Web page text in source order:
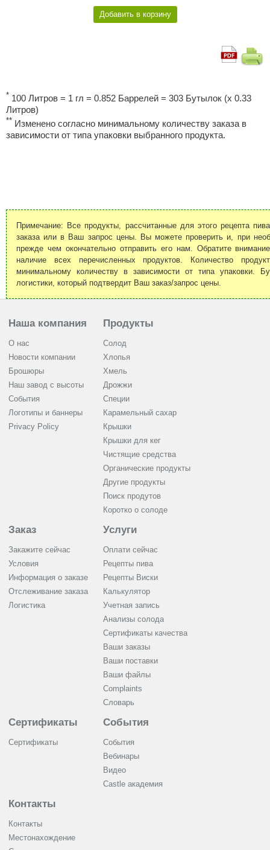
* 100 Литров = 1 гл = 0.852 Баррелей = 303 Бутылок (x 0.33
Литров)
** Изменено согласно минимальному количеству заказа в
зависимости от типа упаковки выбранного продукта.
Примечание: Все продукты, рассчитанные для этого рецепта
заказа или в Ваш запрос цены. Вы можете проверить и, при
прежде чем окончательно отправить его нам. Обратите
наличие всех перечисленных продуктов. Количество
минимальному количеству в зависимости от типа упаковки.
логистики, который подтвердит Ваш заказ/запрос цены.
Наша компания
О нас
Новости компании
Брошюры
Наш завод с высоты
События
Логотипы и баннеры
Privacy Policy
Продукты
Солод
Хлопья
Хмель
Дрожжи
Cпеции
Карамельный сахар
Крышки
Крышки для кег
Чистящие средства
Органические продукты
Другие продукты
Поиск продутов
Коротко о солоде
Заказ
Закажите сейчас
Условия
Информация о заказе
Отслеживание заказа
Логистика
Услуги
Оплати сейчас
Рецепты пива
Рецепты Виски
Калькулятор
Учетная запись
Анализы солода
Сертификаты качества
Ваши заказы
Ваши поставки
Ваши файлы
Complaints
Словарь
Сертификаты
Сертификаты
События
События
Вебинары
Видео
Castle академия
Контакты
Контакты
Местонахождение